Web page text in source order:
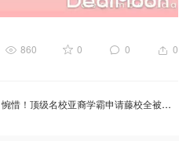
860 0 0 0
惋惜！顶级名校亚裔学霸申请藤校全被拒，不幸因自杀离世！